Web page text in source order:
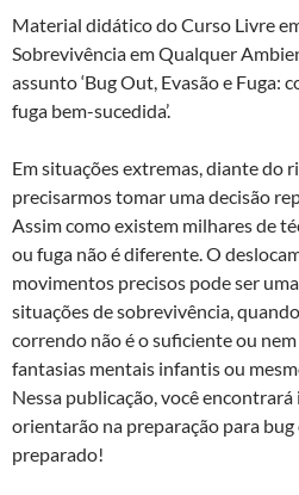
Material didático do Curso Livre
Sobrevivência em Qualquer
assunto ‘Bug Out, Evasão e Fuga:
fuga bem-sucedida’.
Em situações extremas, diante do
precisarmos tomar uma decisão
Assim como existem milhares de
ou fuga não é diferente. O
movimentos precisos pode ser
situações de sobrevivência,
correndo não é o suficiente ou
fantasias mentais infantis ou
Nessa publicação, você
orientarão na preparação para bug
preparado!